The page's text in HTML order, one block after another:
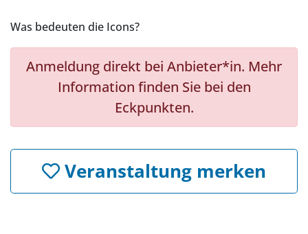
Was bedeuten die Icons?
Anmeldung direkt bei Anbieter*in. Mehr
Information finden Sie bei den
Eckpunkten.
Veranstaltung merken